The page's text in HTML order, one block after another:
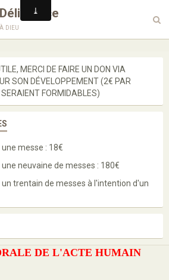
dieu
DE L'ACTE HUMAIN
MERCI DE FAIRE UN DON VIA
SON DÉVELOPPEMENT (2€ PAR
FORMIDABLES)
messe : 18€
neuvaine de messes : 180€
trentain de messes à l'intention d'un